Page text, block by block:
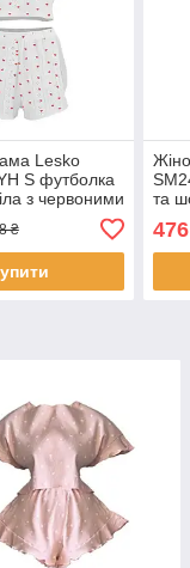
Lesko
S футболка
з червоними
₴
та
476